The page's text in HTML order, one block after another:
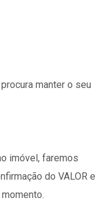
manter o seu
imóvel, faremos
do VALOR e